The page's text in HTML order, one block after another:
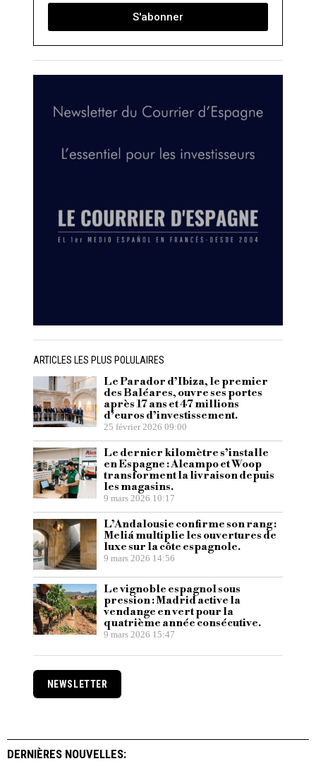
S'abonner
ARTICLES LES PLUS POLULAIRES
Le Parador d’Ibiza, le premier
des Baléares, ouvre ses portes
après 17 ans et 47 millions
d’euros d’investissement.
25 février 2026 09:00
Le dernier kilomètre s’installe
en Espagne : Alcampo et Woop
transforment la livraison depuis
les magasins.
9 mars 2026 10:17
L’Andalousie confirme son rang :
Meliá multiplie les ouvertures de
luxe sur la côte espagnole.
9 mars 2026 14:56
Le vignoble espagnol sous
pression : Madrid active la
vendange en vert pour la
quatrième année consécutive.
9 mars 2026 15:47
NEWSLETTER
DERNIÈRES NOUVELLES: